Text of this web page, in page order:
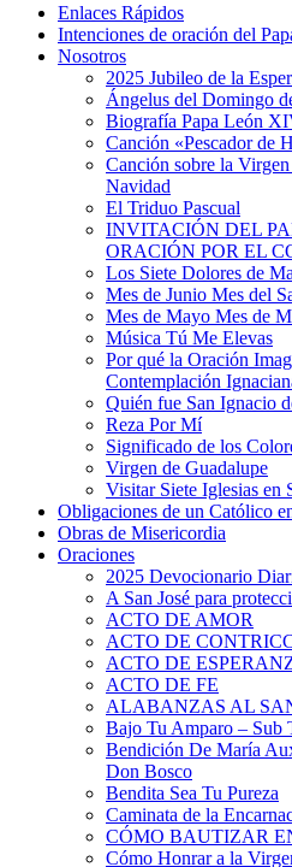
Enlaces Rápidos
Intenciones de oración del
Nosotros
2025 Jubileo de la
Ángelus del Domingo
Biografía Papa León
Canción «Pescador de
Canción sobre la
Navidad
El Triduo Pascual
INVITACIÓN DEL
ORACIÓN POR EL
Los Siete Dolores de
Mes de Junio Mes del
Mes de Mayo Mes de
Música Tú Me Elevas
Por qué la Oración
Contemplación
Quién fue San Ignacio
Reza Por Mí
Significado de los
Virgen de Guadalupe
Visitar Siete Iglesias en
Obligaciones de un Católico
Obras de Misericordia
Oraciones
2025 Devocionario
A San José para
ACTO DE AMOR
ACTO DE
ACTO DE
ACTO DE FE
ALABANZAS AL
Bajo Tu Amparo – Sub
Bendición De María
Don Bosco
Bendita Sea Tu Pureza
Caminata de la
CÓMO BAUTIZAR
Cómo Honrar a la